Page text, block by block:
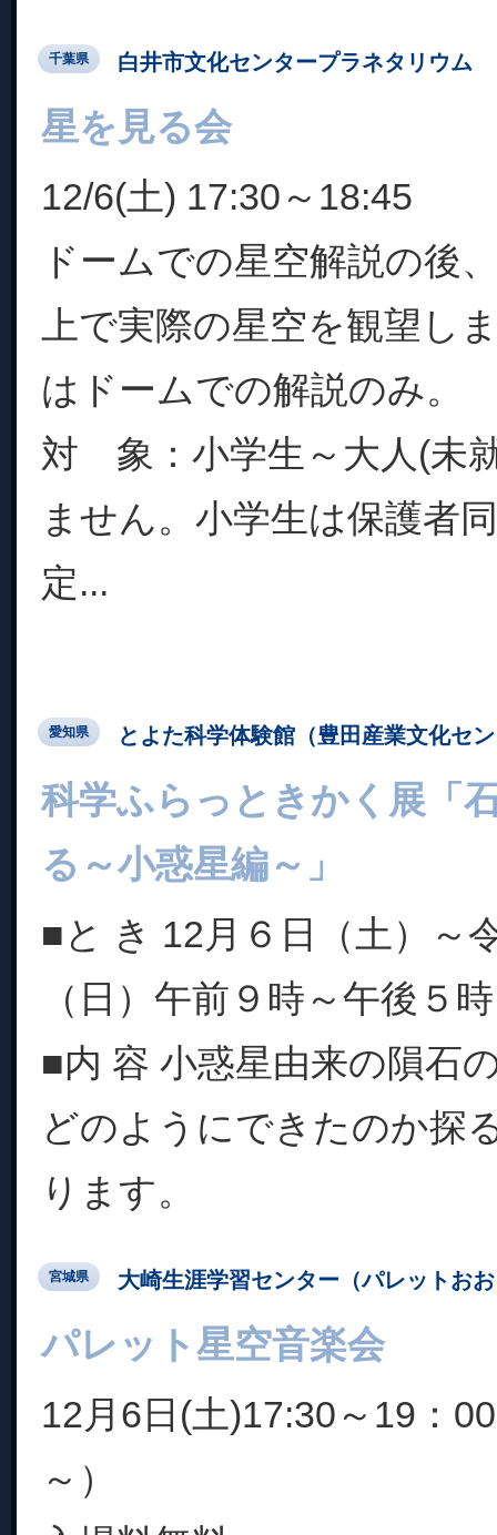
千葉県 白井市文化センタープラネタリウム
星を見る会
12/6(土) 17:30～18:45
ドームでの星空解説の後
上で実際の星空を観望し
はドームでの解説のみ。
対 象：小学生～大人(未
ません。小学生は保護者
定...
愛知県 とよた科学体験館（豊田産業文化セ
科学ふらっときかく展「
る～小惑星編～」
■と き 12月６日（土）～
（日）午前９時～午後５
■内 容 小惑星由来の隕石
どのようにできたのか探
ります。
宮城県 大崎生涯学習センター（パレットお
パレット星空音楽会
12月6日(土)17:30～19：
～）